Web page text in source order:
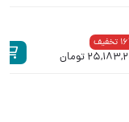
مشاهده
ناموجود